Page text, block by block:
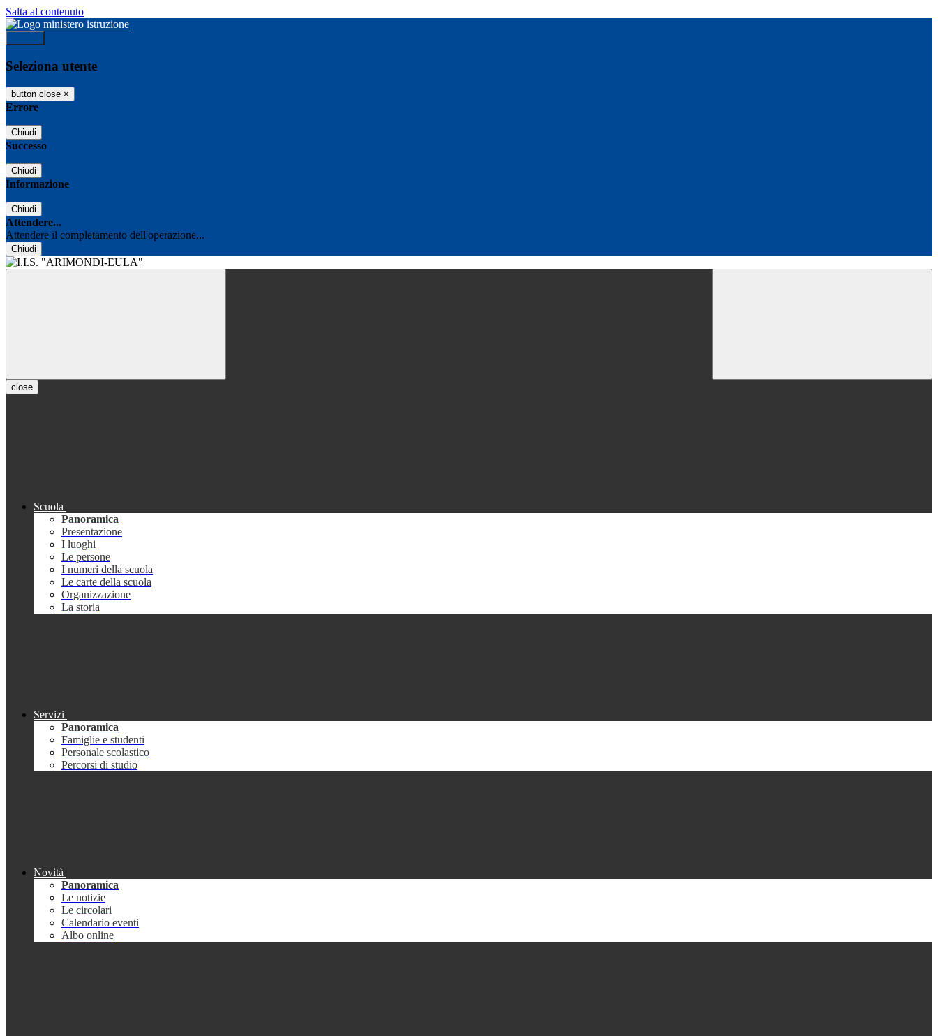
Salta al contenuto
Seleziona utente
button close ×
Errore
Chiudi
Successo
Chiudi
Informazione
Chiudi
Attendere...
Attendere il completamento dell'operazione...
Chiudi
close
Scuola
Panoramica
Presentazione
I luoghi
Le persone
I numeri della scuola
Le carte della scuola
Organizzazione
La storia
Servizi
Panoramica
Famiglie e studenti
Personale scolastico
Percorsi di studio
Novità
Panoramica
Le notizie
Le circolari
Calendario eventi
Albo online